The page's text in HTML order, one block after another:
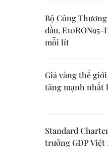
Bộ Công
dầu,
mỗi lít
Giá vàng thế
tăng mạnh nhất
Standard
trưởng GDP Việt